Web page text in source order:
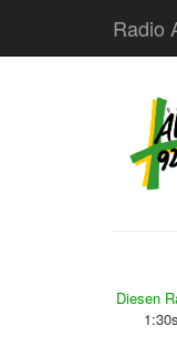
Radio
Diesen